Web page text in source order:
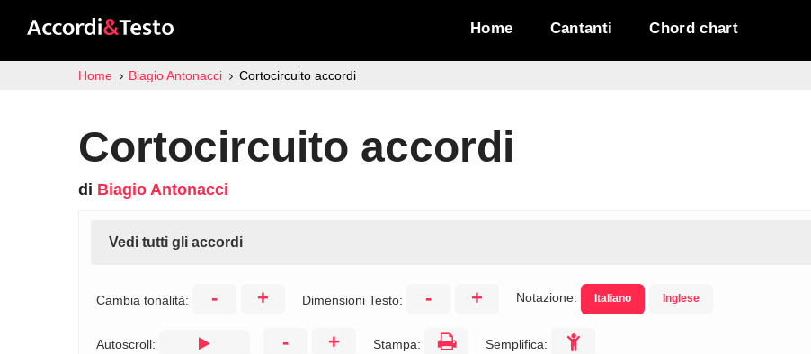
Home Cantanti Chord chart
Home Biagio Antonacci Cortocircuito accordi
Cortocircuito accordi
di Biagio Antonacci
Vedi tutti gli accordi
Cambia tonalità: - + Dimensioni Testo: - + Notazione: Italiano Inglese
Autoscroll: - + Stampa: Semplifica: